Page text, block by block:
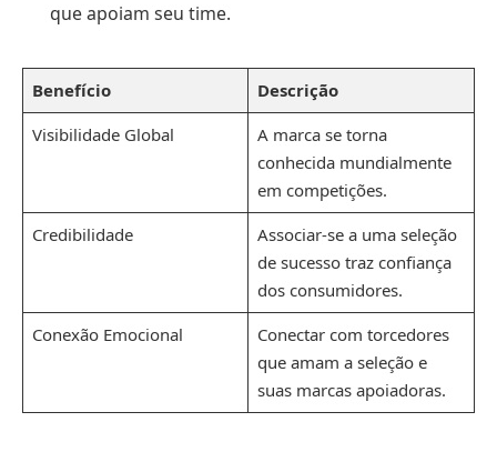
que apoiam seu time.
Benefício
Descrição
Visibilidade Global
A marca se torna
conhecida mundialmente
em competições.
Credibilidade
Associar-se a uma seleção
de sucesso traz confiança
dos consumidores.
Conexão Emocional
Conectar com torcedores
que amam a seleção e
suas marcas apoiadoras.